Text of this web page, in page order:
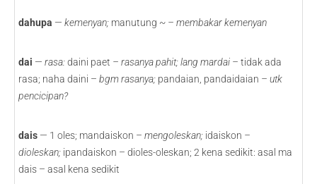
dahupa — kemenyan; manutung ~ – membakar kemenyan
dai — rasa:daini paet – rasanya pahit; lang mardai – tidak ada
rasa; naha daini – bgm rasanya; pandaian, pandaidaian – utk
pencicipan?
dais — 1 oles; mandaiskon – mengoleskan; idaiskon –
dioleskan; ipandaiskon – dioles-oleskan; 2 kena sedikit: asal ma
dais – asal kena sedikit